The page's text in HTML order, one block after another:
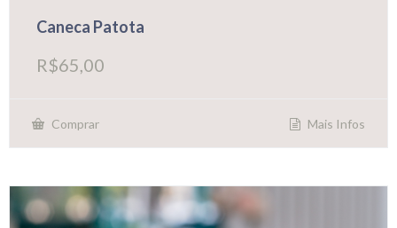
Caneca Patota
R$65,00
Comprar Mais Infos